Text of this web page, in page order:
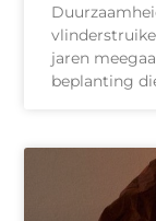
jaren
beplanting